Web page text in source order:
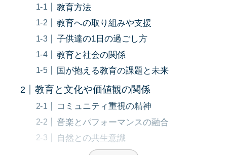
教育方法
教育への取り組みや支援
子供達の1日の過ごし方
教育と社会の関係
国が抱える教育の課題と未来
教育と文化や価値観の関係
コミュニティ重視の精神
音楽とパフォーマンスの融合
自然との共生意識